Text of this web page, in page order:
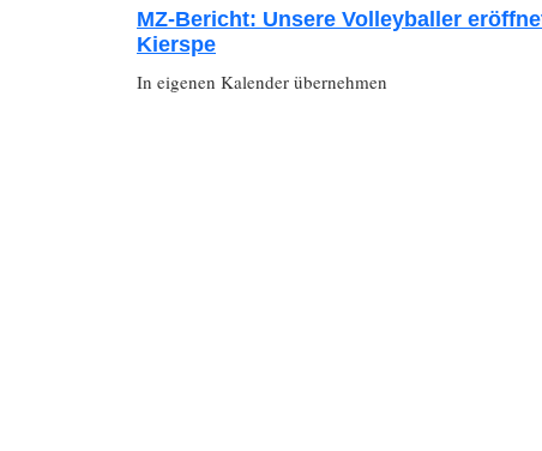
MZ-Bericht: Unsere Volleyballer
Kierspe
In eigenen Kalender übernehmen